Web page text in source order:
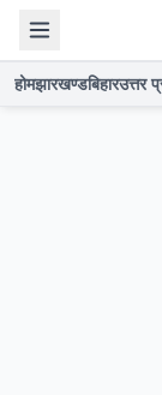
होमझारखण्डबिहारउत्तर